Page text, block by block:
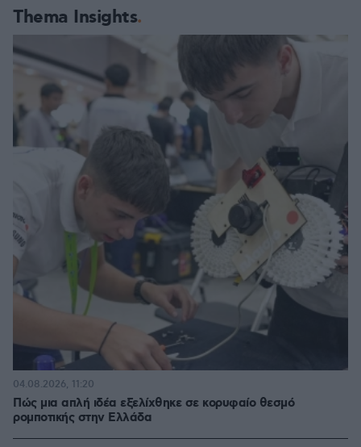
Thema Insights
Πώς μια απλή ιδέα εξελίχθηκε σε κορυφαίο θεσμό
ρομποτικής στην Ελλάδα
04.08.2026, 11:20